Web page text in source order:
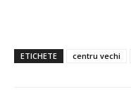
ETICHETE centru vechi